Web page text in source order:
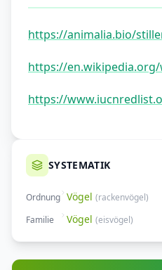
https://animalia.bio/
https://
https://
SYSTEMATIK
Ordnung Vögel (rackenvögel)
Familie
Vögel (eisvögel)